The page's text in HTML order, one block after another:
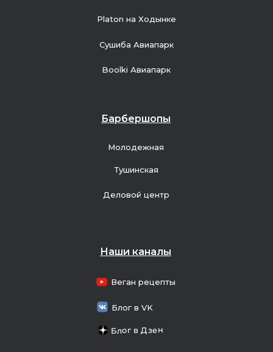
Барбершопы
Молодежная
Тушинская
Деловой центр
Platon на Ходынке
Сушиба Авиапарк
Boolki Авиапарк
Наши каналы
Блог в VK
Веган рецепты
Блог в Дзен